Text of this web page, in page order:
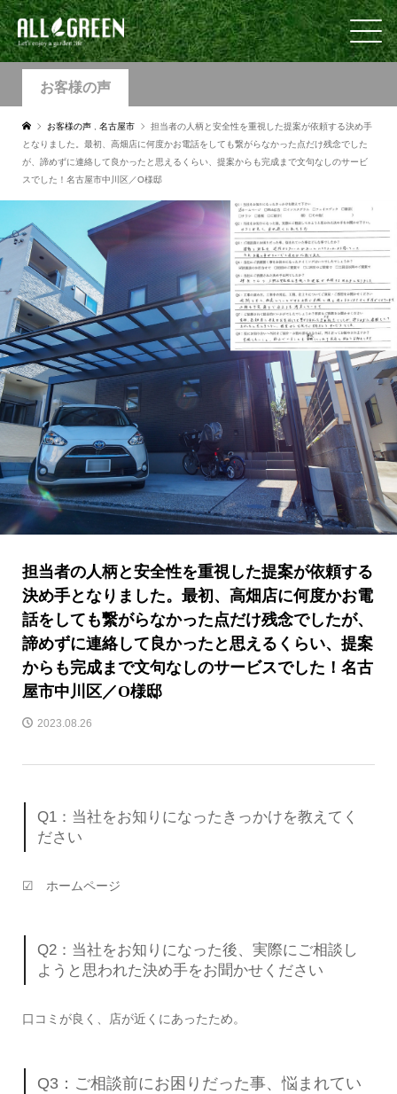
お客様の声
お客様の声 名古屋市
担当者の人柄と安全性を重視した提案が依頼する決め手
となりました。最初、高畑店に何度かお電話をしても繋がらなかった点だけ残念でした
が、諦めずに連絡して良かったと思えるくらい、提案からも完成まで文句なしのサービ
スでした！名古屋市中川区／O様邸
担当者の人柄と安全性を重視した提案が依頼する
決め手となりました。最初、高畑店に何度かお電
話をしても繋がらなかった点だけ残念でしたが、
諦めずに連絡して良かったと思えるくらい、提案
からも完成まで文句なしのサービスでした！名古
屋市中川区／O様邸
2023.08.26
Q1：当社をお知りになったきっかけを教えてく
ださい
☑ ホームページ
Q2：当社をお知りになった後、実際にご相談し
ようと思われた決め手をお聞かせください
口コミが良く、店が近くにあったため。
Q3：ご相談前にお困りだった事、悩まれてい